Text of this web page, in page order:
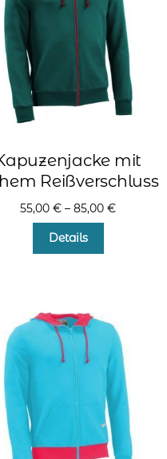
können
der
Produktseite
gewählt
werden
mit
Reißverschluss
55,00€ –85,00€
Details
auf.
Die
Optionen
können
der
Produktseite
gewählt
werden